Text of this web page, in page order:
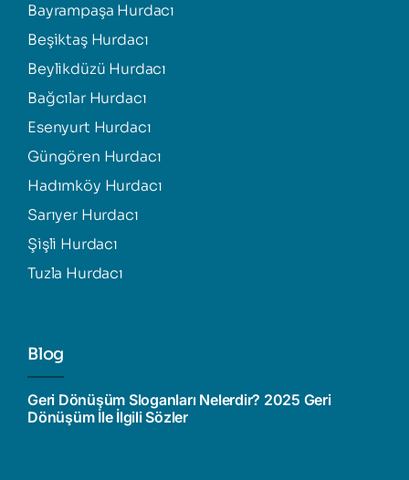
Bayrampaşa Hurdacı
Beşiktaş Hurdacı
Beylikdüzü Hurdacı
Bağcılar Hurdacı
Esenyurt Hurdacı
Güngören Hurdacı
Hadımköy Hurdacı
Sarıyer Hurdacı
Şişli Hurdacı
Tuzla Hurdacı
Blog
Geri Dönüşüm Sloganları Nelerdir? 2025 Geri
Dönüşüm İle İlgili Sözler